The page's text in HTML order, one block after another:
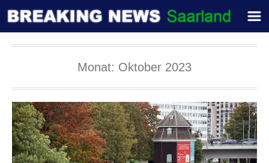
Monat: Oktober 2023